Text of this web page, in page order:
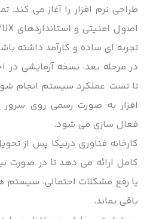
طراحی نرم افزار را آغاز می کند.
تجربه ای ساده و کارآمد داشته باشد.
در مرحله بعد، نسخه آزمایشی در
تا تست عملکرد سیستم انجام
افزار به صورت رسمی روی
فعال سازی می شود.
کارخانه فناوری درنیکا پس از
کامل ارائه می دهد تا در صورت
یا رفع مشکلات احتمالی،
باقی بماند.